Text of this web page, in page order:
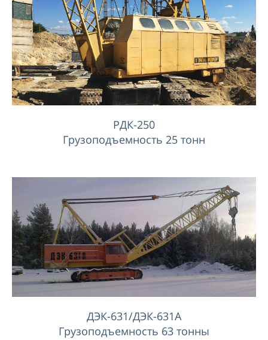
РДК-250
Грузоподъемность 25 тонн
ДЭК-631/ДЭК-631А
Грузоподъемность 63 тонны